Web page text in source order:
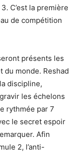
C’est la première
de compétition
présents les
monde. Reshad
discipline,
les échelons
rythmée par 7
le secret espoir
Afin
2, l’anti-